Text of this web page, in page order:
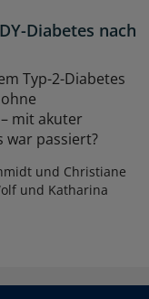
Diabetes nach
Typ-2-Diabetes
mit akuter
war passiert?
und Christiane
und Katharina